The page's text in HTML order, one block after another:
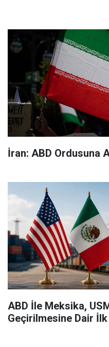
İran: ABD Ordusuna
ABD İle Meksika,
Geçirilmesine Dair